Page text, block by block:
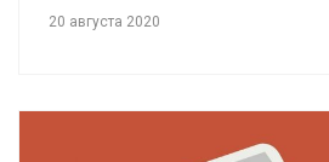
20 августа 2020